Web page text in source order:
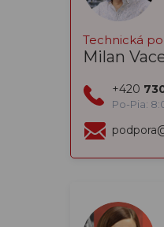
Technická
Milan
+420
Po-Pia: